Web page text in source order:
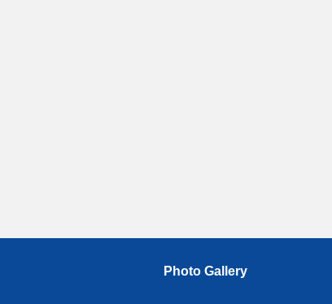
Photo Gallery